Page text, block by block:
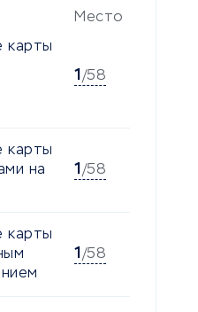
Место
карты
1 /58
карты
на
1 /58
карты
1 /58